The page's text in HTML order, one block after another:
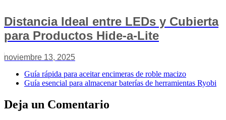
Distancia Ideal entre LEDs y Cubierta
para Productos Hide-a-Lite
noviembre 13, 2025
Guía rápida para aceitar encimeras de roble macizo
Guía esencial para almacenar baterías de herramientas Ryobi
Deja un Comentario